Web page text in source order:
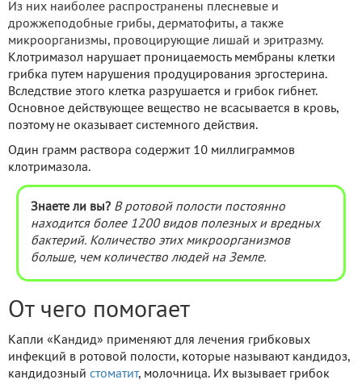
Из них наиболее распространены плесневые и
дрожжеподобные грибы, дерматофиты, а также
микроорганизмы, провоцирующие лишай и эритразму.
Клотримазол нарушает проницаемость мембраны клетки
грибка путем нарушения продуцирования эргостерина.
Вследствие этого клетка разрушается и грибок гибнет.
Основное действующее вещество не всасывается в кровь,
поэтому не оказывает системного действия.
Один грамм раствора содержит 10 миллиграммов
клотримазола.
Знаете ли вы? В ротовой полости постоянно
находится более 1200 видов полезных и вредных
бактерий. Количество этих микроорганизмов
больше, чем количество людей на Земле.
От чего помогает
Капли «Кандид» применяют для лечения грибковых
инфекций в ротовой полости, которые называют кандидоз,
кандидозный стоматит, молочница. Их вызывает грибок